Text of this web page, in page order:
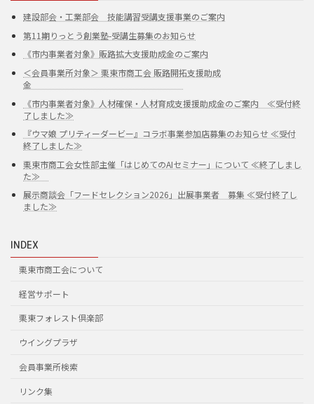
建設部会・工業部会 技能講習受講支援事業のご案内
第11期りっとう創業塾-受講生募集のお知らせ
《市内事業者対象》販路拡大支援助成金のご案内
＜会員事業所対象＞ 栗東市商工会 販路開拓支援助成
金
《市内事業者対象》人材確保・人材育成支援援助成金のご案内 ≪受付終
了しました≫
『ウマ娘 プリティーダービー』コラボ事業参加店募集のお知らせ ≪受付
終了しました≫
栗東市商工会女性部主催「はじめてのAIセミナー」について ≪終了しまし
た≫
展示商談会「フードセレクション2026」出展事業者 募集 ≪受付終了し
ました≫
INDEX
栗東市商工会について
経営サポート
栗東フォレスト倶楽部
ウイングプラザ
会員事業所検索
リンク集